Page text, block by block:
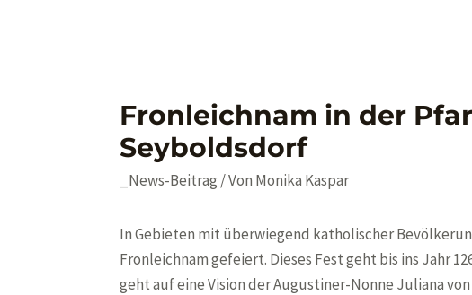
Fronleichnam in der
Seyboldsdorf
_News-Beitrag / Von Monika Kaspar
In Gebieten mit überwiegend katholischer
Fronleichnam gefeiert. Dieses Fest geht bis ins Jahr
geht auf eine Vision der Augustiner-Nonne Juliana